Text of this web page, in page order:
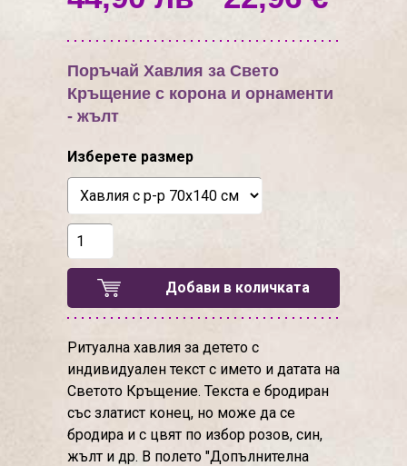
Поръчай Хавлия за Свето
Кръщение с корона и орнаменти
- жълт
Изберете размер
Добави в количката
Ритуална хавлия за детето с
индивидуален текст с името и датата на
Светото Кръщение. Текста е бродиран
със златист конец, но може да се
бродира и с цвят по избор розов, син,
жълт и др. В полето "Допълнителна